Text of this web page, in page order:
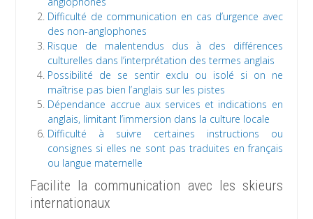
Difficulté de communication en cas d’urgence avec
des non-anglophones
Risque de malentendus dus à des différences
culturelles dans l’interprétation des termes anglais
Possibilité de se sentir exclu ou isolé si on ne
maîtrise pas bien l’anglais sur les pistes
Dépendance accrue aux services et indications en
anglais, limitant l’immersion dans la culture locale
Difficulté à suivre certaines instructions ou
consignes si elles ne sont pas traduites en français
ou langue maternelle
Facilite la communication avec les skieurs
internationaux